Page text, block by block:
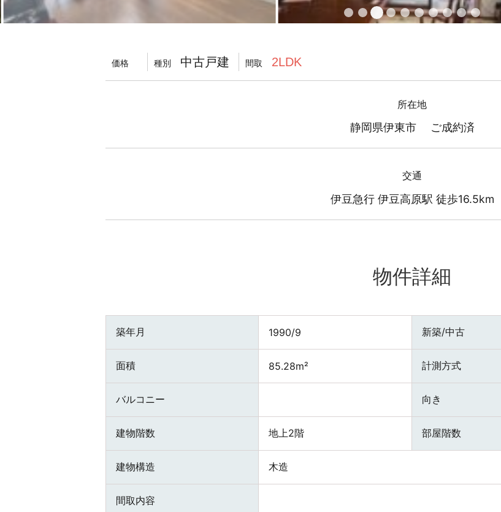
価格 種別 中古戸建 間取 2LDK
所在地
静岡県伊東市 ご成約済
交通
伊豆急行 伊豆高原駅 徒歩16.5km
物件詳細
築年月 1990/9 新築/中古
面積 85.28m² 計測方式
バルコニー 向き
建物階数 地上2階 部屋階数
建物構造 木造
間取内容